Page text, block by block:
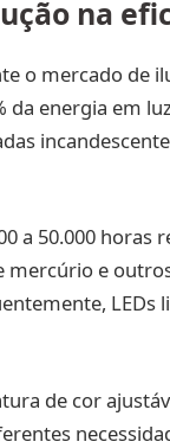
na
o mercado de
da energia em
a 50.000 horas
mercúrio e
LEDs
de cor